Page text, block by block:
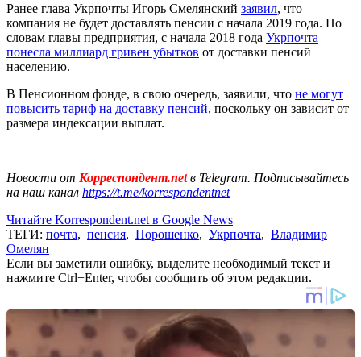
Ранее глава Укрпочты Игорь Смелянский заявил, что
компания не будет доставлять пенсии с начала 2019 года. По
словам главы предприятия, с начала 2018 года Укрпочта
понесла миллиард гривен убытков от доставки пенсий
населению.
В Пенсионном фонде, в свою очередь, заявили, что не могут
повысить тариф на доставку пенсий, поскольку он зависит от
размера индексации выплат.
Новости от Корреспондент.netв Telegram. Подписывайтесь
на наш канал https://t.me/korrespondentnet
Читайте Korrespondent.net в Google News
ТЕГИ: почта, пенсия, Порошенко, Укрпочта, Владимир
Омелян
Если вы заметили ошибку, выделите необходимый текст и
нажмите Ctrl+Enter, чтобы сообщить об этом редакции.